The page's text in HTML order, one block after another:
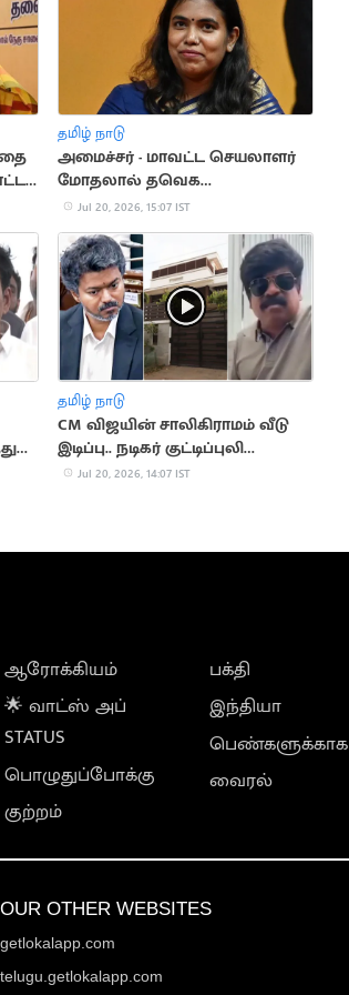
தமிழ் நாடு
அமைச்சர் - மாவட்ட செயலாளர்
மோதலால் தவெக
பொதுக்கூட்டம் ரத்து
Jul 20, 2026, 15:07 IST
தமிழ் நாடு
CM விஜயின் சாலிகிராமம் வீடு
இடிப்பு.. நடிகர் குட்டிப்புலி
சரவணன் வேதனை
Jul 20, 2026, 14:07 IST
ஆரோக்கியம்
🌟 வாட்ஸ் அப்
STATUS
பொழுதுப்போக்கு
குற்றம்
பக்தி
இந்தியா
பெண்களுக்காக
வைரல்
OUR OTHER WEBSITES
getlokalapp.com
telugu.getlokalapp.com